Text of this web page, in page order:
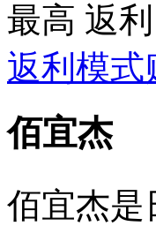
最高 返利
返利模式
佰宜杰
佰宜杰是